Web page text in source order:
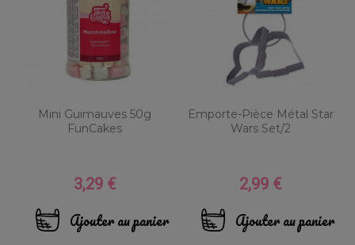
Mini Guimauves 50g
FunCakes
Prix
3,29 €
Ajouter au panier
Emporte-Pièce Métal Star
Wars Set/2
Prix
2,99 €
Ajouter au panier